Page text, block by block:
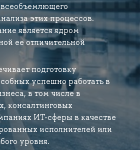
этих процессов.
является ядром
ее отличительной
подготовку
успешно работать в
в том числе в
консалтинговых
ИТ-сферы в качестве
исполнителей или
уровня.